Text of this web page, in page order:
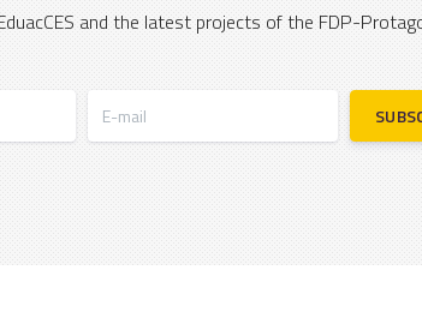
and the latest projects of the FDP-
E-mail